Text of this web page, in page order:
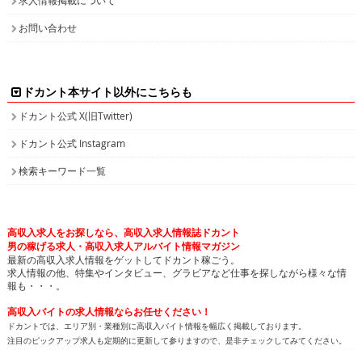
求人情報の他、特集やインタビュー、グラビアなど仕事を探しながら様々な情
報も・・・。
日払いや即決求人、また社員登用ありなど、働き方・目的に合わせて高収入バイトを検索してい
ただけます。接客が好き！という方や、コツコツ集中するのが得意！等、自分の長所にあった業
種で高収入求人を探してみませんか？
れたデータ情報を入力したり原稿を書いたりするのがPCオペレーターの主な業務です。未経験
おりますので、きっとアナタに合ったバイトが見つかります。
どうぞお任せくださいませ！
All contents copyright © 2002-2025